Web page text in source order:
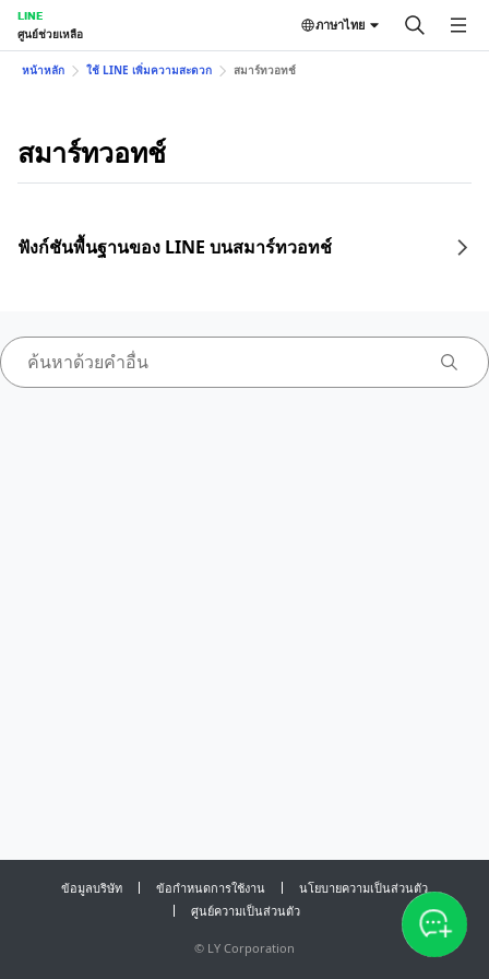
LINE
ศูนย์ช่วยเหลือ
ภาษาไทย
หน้าหลัก ใช้ LINE เพิ่มความสะดวก สมาร์ทวอทช์
สมาร์ทวอทช์
ฟังก์ชันพื้นฐานของ LINE บนสมาร์ทวอทช์
ข้อมูลบริษัท ข้อกำหนดการใช้งาน
นโยบายความเป็นส่วนตัว
ศูนย์ความเป็นส่วนตัว
© LY Corporation